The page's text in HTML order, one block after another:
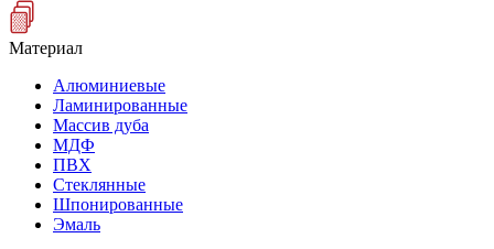
Материал
Алюминиевые
Ламинированные
Массив дуба
МДФ
ПВХ
Стеклянные
Шпонированные
Эмаль